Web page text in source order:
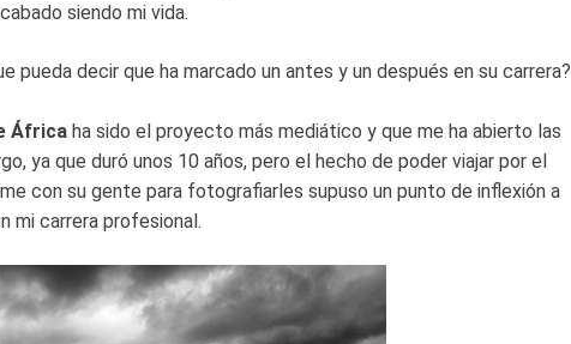
siendo mi vida.
pueda decir que ha marcado un antes y un después en su carrera?
África ha sido el proyecto más mediático y que me ha abierto las
ya que duró unos 10 años, pero el hecho de poder viajar por el
con su gente para fotografiarles supuso un punto de inflexión a
mi carrera profesional.